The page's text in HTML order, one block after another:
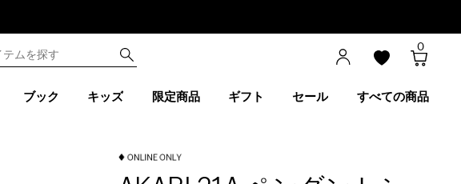
0
ブック キッズ 限定商品 ギフト セール すべての商品